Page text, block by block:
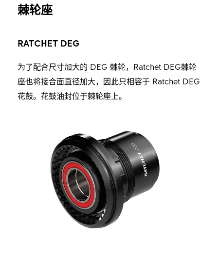
棘轮座
RATCHET DEG
为了配合尺寸加大的 DEG 棘轮，Ratchet DEG棘轮
座也将接合面直径加大，因此只相容于 Ratchet DEG
花鼓。花鼓油封位于棘轮座上。